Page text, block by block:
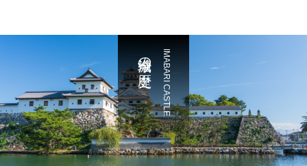
IMABARI CASTLE
今治城の歴史